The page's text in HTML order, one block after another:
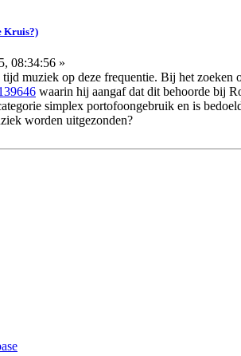
Kruis?)
08:34:56 »
muziek op deze frequentie. Bij het
waarin hij aangaf dat dit behoorde bij
simplex portofoongebruik en is
worden uitgezonden?